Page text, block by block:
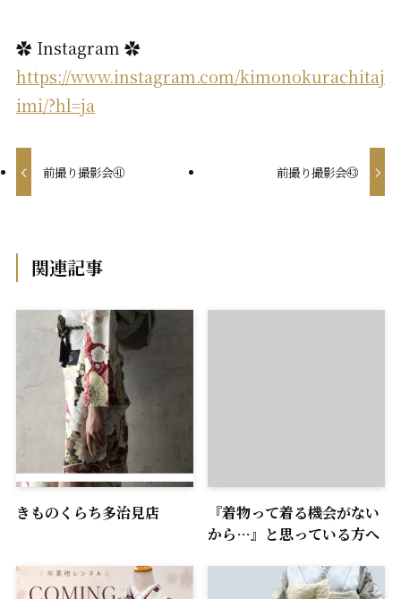
✿ Instagram ✿
https://www.instagram.com/kimonokurachitaj
imi/?hl=ja
前撮り撮影会㊶ 前撮り撮影会㊸
関連記事
きものくらち多治見店
『着物って着る機会がない
から…』と思っている方へ